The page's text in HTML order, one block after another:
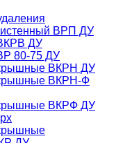
ВРП ДУ
ДУ
80-75 ДУ
ВКРН ДУ
ВКРН-Ф
ВКРФ ДУ